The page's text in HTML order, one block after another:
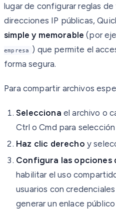
lugar de configurar reglas
direcciones IP públicas,
simple y memorable (por
empresa ) que permite el
forma segura.
Para compartir archivos
Selecciona el archivo o
Ctrl o Cmd para
Haz clic derecho y
Configura las opciones
habilitar el uso
usuarios con
generar un enlace